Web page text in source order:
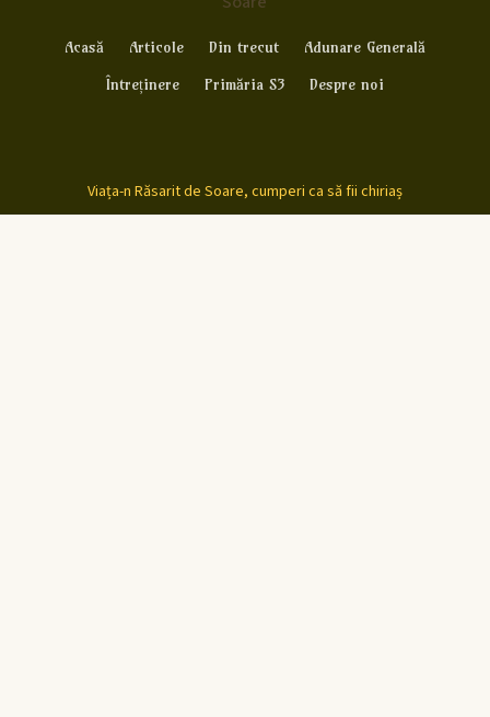
Acasă Articole Din trecut
Adunare Generală
Întreținere
Primăria S3 Despre noi
Viața-n Răsarit de Soare, cumperi ca să fii chiriaș